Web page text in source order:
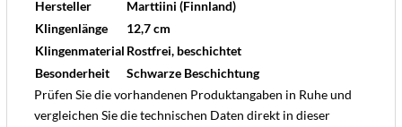
Hersteller
Marttiini (Finnland)
Klingenlänge
12,7 cm
Klingenmaterial Rostfrei, beschichtet
Besonderheit
Schwarze Beschichtung
Prüfen Sie die vorhandenen Produktangaben in Ruhe und
vergleichen Sie die technischen Daten direkt in dieser